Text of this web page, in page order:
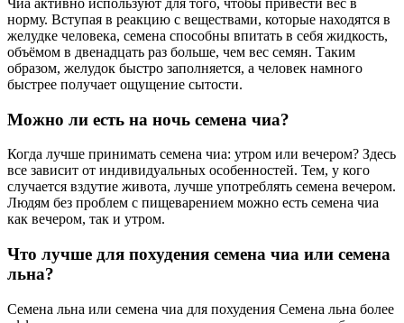
Чиа активно используют для того, чтобы привести вес в
норму. Вступая в реакцию с веществами, которые находятся в
желудке человека, семена способны впитать в себя жидкость,
объёмом в двенадцать раз больше, чем вес семян. Таким
образом, желудок быстро заполняется, а человек намного
быстрее получает ощущение сытости.
Можно ли есть на ночь семена чиа?
Когда лучше принимать семена чиа: утром или вечером? Здесь
все зависит от индивидуальных особенностей. Тем, у кого
случается вздутие живота, лучше употреблять семена вечером.
Людям без проблем с пищеварением можно есть семена чиа
как вечером, так и утром.
Что лучше для похудения семена чиа или семена
льна?
Семена льна или семена чиа для похудения Семена льна более